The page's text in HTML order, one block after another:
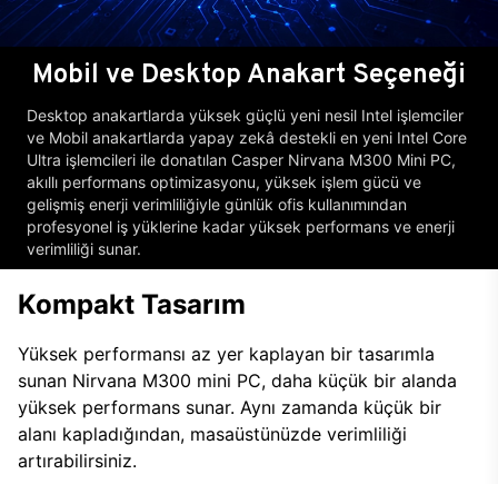
Mobil ve Desktop Anakart Seçeneği
Desktop anakartlarda yüksek güçlü yeni nesil Intel işlemciler
ve Mobil anakartlarda yapay zekâ destekli en yeni Intel Core
Ultra işlemcileri ile donatılan Casper Nirvana M300 Mini PC,
akıllı performans optimizasyonu, yüksek işlem gücü ve
gelişmiş enerji verimliliğiyle günlük ofis kullanımından
profesyonel iş yüklerine kadar yüksek performans ve enerji
verimliliği sunar.
Kompakt Tasarım
Yüksek performansı az yer kaplayan bir tasarımla
sunan Nirvana M300 mini PC, daha küçük bir alanda
yüksek performans sunar. Aynı zamanda küçük bir
alanı kapladığından, masaüstünüzde verimliliği
artırabilirsiniz.